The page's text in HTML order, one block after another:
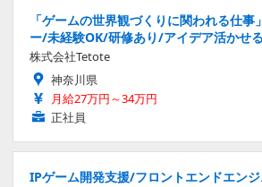
「ゲームの世界観づくりに関われる仕事
ー/未経験OK/研修あり/アイデア活かせ
株式会社Tetote
神奈川県
月給27万円～34万円
正社員
IPゲーム開発支援/フロントエンドエン